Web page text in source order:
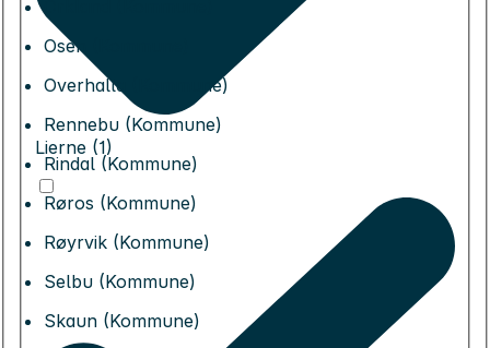
Osen (Kommune)
Overhalla (Kommune)
Rennebu (Kommune)
Rindal (Kommune)
Røros (Kommune)
Røyrvik (Kommune)
Selbu (Kommune)
Skaun (Kommune)
Lierne (1)